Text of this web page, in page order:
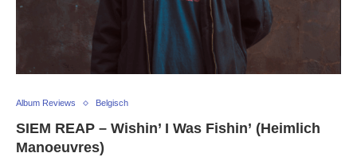
Album Reviews Belgisch
SIEM REAP – Wishin’ I Was Fishin’ (Heimlich
Manoeuvres)